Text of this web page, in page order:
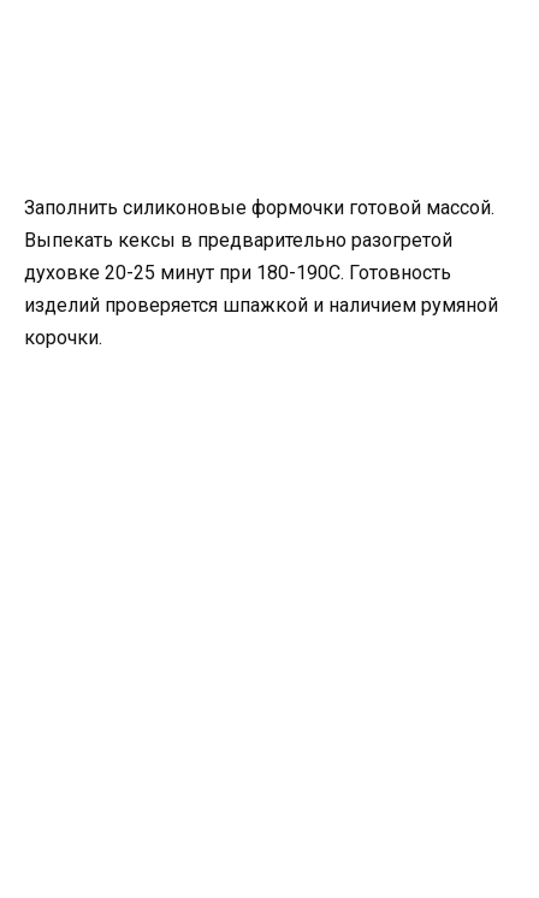
Заполнить силиконовые формочки готовой массой.
Выпекать кексы в предварительно разогретой
духовке 20-25 минут при 180-190С. Готовность
изделий проверяется шпажкой и наличием румяной
корочки.